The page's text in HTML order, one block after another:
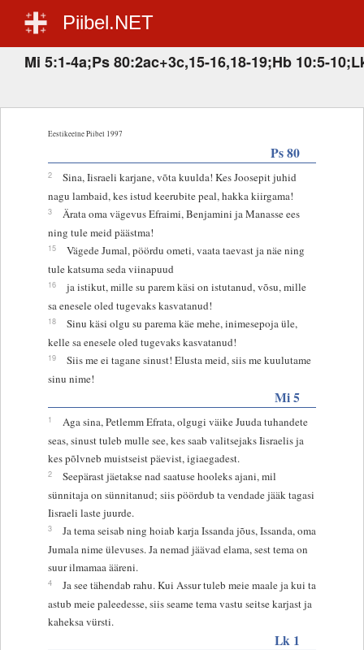
Piibel.NET
Mi 5:1-4a;Ps 80:2ac+3c,15-16,18-19;Hb 10:5-
Eestikeelne Piibel 1997
Ps 80
2
Sina, Iisraeli karjane, võta kuulda! Kes Joosepit juhid
nagu lambaid, kes istud keerubite peal, hakka kiirgama!
3
Ärata oma vägevus Efraimi, Benjamini ja Manasse ees
ning tule meid päästma!
15
Vägede Jumal, pöördu ometi, vaata taevast ja näe ning
tule katsuma seda viinapuud
16
ja istikut, mille su parem käsi on istutanud, võsu, mille
sa enesele oled tugevaks kasvatanud!
18
Sinu käsi olgu su parema käe mehe, inimesepoja üle,
kelle sa enesele oled tugevaks kasvatanud!
19
Siis me ei tagane sinust! Elusta meid, siis me kuulutame
sinu nime!
Mi 5
1
Aga sina, Petlemm Efrata, olgugi väike Juuda tuhandete
seas, sinust tuleb mulle see, kes saab valitsejaks Iisraelis ja
kes põlvneb muistseist päevist, igiaegadest.
2
Seepärast jäetakse nad saatuse hooleks ajani, mil
sünnitaja on sünnitanud; siis pöördub ta vendade jääk tagasi
Iisraeli laste juurde.
3
Ja tema seisab ning hoiab karja Issanda jõus, Issanda, oma
Jumala nime ülevuses. Ja nemad jäävad elama, sest tema on
suur ilmamaa ääreni.
4
Ja see tähendab rahu. Kui Assur tuleb meie maale ja kui ta
astub meie paleedesse, siis seame tema vastu seitse karjast ja
kaheksa vürsti.
Lk 1